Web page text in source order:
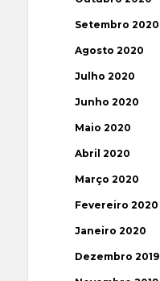
Setembro 2020
Agosto 2020
Julho 2020
Junho 2020
Maio 2020
Abril 2020
Março 2020
Fevereiro 2020
Janeiro 2020
Dezembro 2019